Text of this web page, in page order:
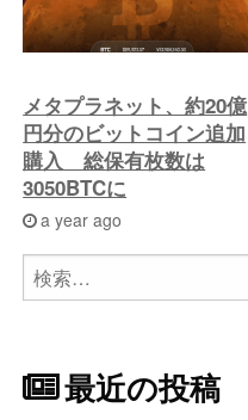
メタプラネット、約20億
円分のビットコイン追加
購入 総保有枚数は
3050BTCに
a year ago
検
索:
最近の投稿